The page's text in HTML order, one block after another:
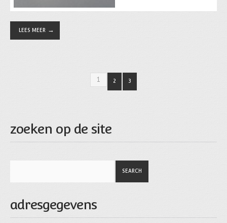
LEES MEER
1 2 3
zoeken op de site
adresgegevens